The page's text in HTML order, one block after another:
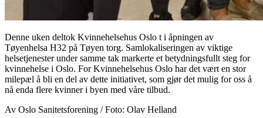
Denne uken deltok Kvinnehelsehus Oslo t i åpningen av
Tøyenhelsa H32 på Tøyen torg. Samlokaliseringen av viktige
helsetjenester under samme tak markerte et betydningsfullt steg for
kvinnehelse i Oslo. For Kvinnehelsehus Oslo har det vært en stor
milepæl å bli en del av dette initiativet, som gjør det mulig for oss å
nå enda flere kvinner i byen med våre tilbud.
Av Oslo Sanitetsforening / Foto: Olav Helland